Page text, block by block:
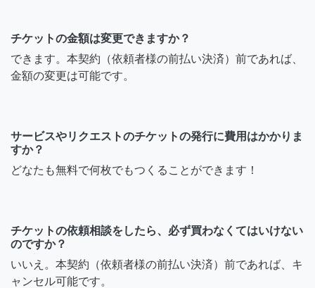
チケットの金額は変更できますか？
できます。本契約（依頼者様の前払い決済）前であれば、
金額の変更は可能です。
サービスやリクエストのチケットの発行に費用はかかりま
すか？
どなたも無料で何枚でもつくることができます！
チケットの依頼相談をしたら、必ず買わなくてはいけない
のですか？
いいえ。本契約（依頼者様の前払い決済）前であれば、キ
ャンセル可能です。